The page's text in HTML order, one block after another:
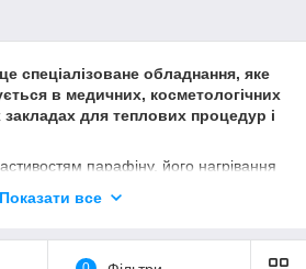
спеціалізоване обладнання, яке
в медичних, косметологічних
закладах для теплових процедур і
парафіну, його нагрівання
больові відчуття. Інтернет-
Показати все